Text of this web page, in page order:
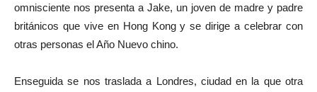
omnisciente nos presenta a Jake, un joven de madre y padre
británicos que vive en Hong Kong y se dirige a celebrar con
otras personas el Año Nuevo chino.
Enseguida se nos traslada a Londres, ciudad en la que otra